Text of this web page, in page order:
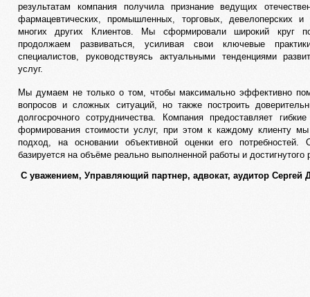
результатам компания получила признание ведущих
фармацевтических, промышленных, торговых, девелоперских
многих других Клиентов. Мы сформировали широкий круг
продолжаем развиваться, усиливая свои ключевые
специалистов, руководствуясь актуальными тенденциями
услуг.
Мы думаем не только о том, чтобы максимально эффективно
вопросов и сложных ситуаций, но также построить
долгосрочного сотрудничества. Компания предоставляет
формирования стоимости услуг, при этом к каждому клиенту
подход, на основании объективной оценки его потребностей.
базируется на объёме реально выполненной работы и достигнутого
С уважением, Управляющий партнер, адвокат, аудитор Сергей